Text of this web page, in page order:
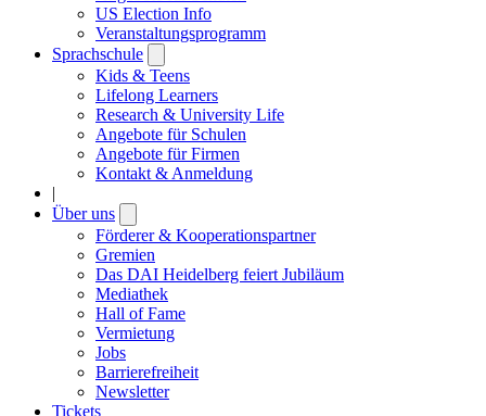
US Election Info
Veranstaltungsprogramm
Sprachschule
submenu
Kids & Teens
Lifelong Learners
Research & University Life
Angebote für Schulen
Angebote für Firmen
Kontakt & Anmeldung
|
Über uns
submenu
Förderer & Kooperationspartner
Gremien
Das DAI Heidelberg feiert Jubiläum
Mediathek
Hall of Fame
Vermietung
Jobs
Barrierefreiheit
Newsletter
Tickets